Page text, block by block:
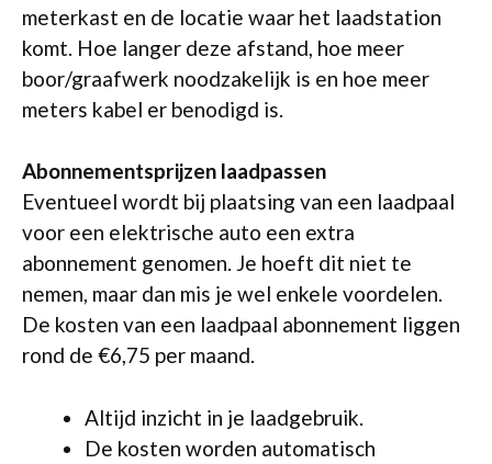
meterkast en de locatie waar het laadstation
komt. Hoe langer deze afstand, hoe meer
boor/graafwerk noodzakelijk is en hoe meer
meters kabel er benodigd is.
Abonnementsprijzen laadpassen
Eventueel wordt bij plaatsing van een laadpaal
voor een elektrische auto een extra
abonnement genomen. Je hoeft dit niet te
nemen, maar dan mis je wel enkele voordelen.
De kosten van een laadpaal abonnement liggen
rond de €6,75 per maand.
Altijd inzicht in je laadgebruik.
De kosten worden automatisch